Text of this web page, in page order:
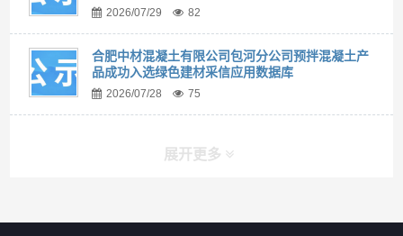
2026/07/29 82
合肥中材混凝土有限公司包河分公司预拌混凝土产
品成功入选绿色建材采信应用数据库
2026/07/28 75
展开更多